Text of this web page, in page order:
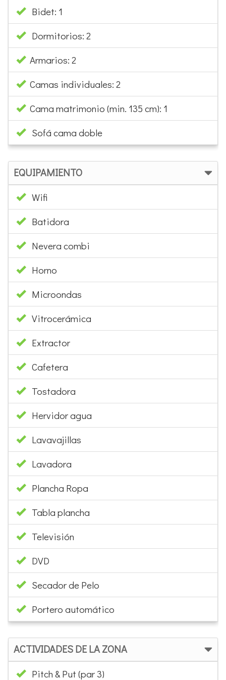
Bidet: 1
Dormitorios: 2
Armarios: 2
Camas individuales: 2
Cama matrimonio (min. 135 cm): 1
Sofá cama doble
EQUIPAMIENTO
Wifi
Batidora
Nevera combi
Horno
Microondas
Vitrocerámica
Extractor
Cafetera
Tostadora
Hervidor agua
Lavavajillas
Lavadora
Plancha Ropa
Tabla plancha
Televisión
DVD
Secador de Pelo
Portero automático
ACTIVIDADES DE LA ZONA
Pitch & Put (par 3)